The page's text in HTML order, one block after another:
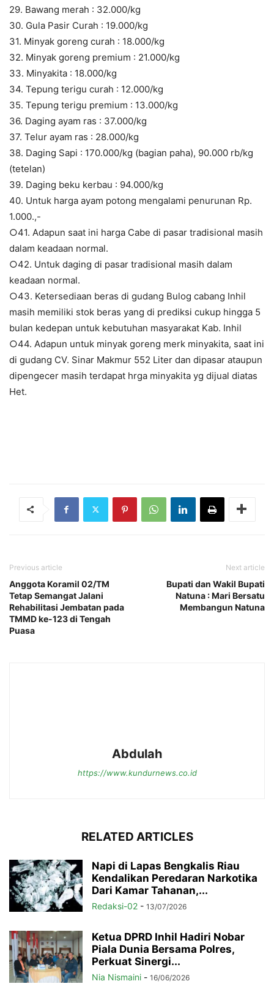
29. Bawang merah : 32.000/kg
30. Gula Pasir Curah : 19.000/kg
31. Minyak goreng curah : 18.000/kg
32. Minyak goreng premium : 21.000/kg
33. Minyakita : 18.000/kg
34. Tepung terigu curah : 12.000/kg
35. Tepung terigu premium : 13.000/kg
36. Daging ayam ras : 37.000/kg
37. Telur ayam ras : 28.000/kg
38. Daging Sapi : 170.000/kg (bagian paha), 90.000 rb/kg
(tetelan)
39. Daging beku kerbau : 94.000/kg
40. Untuk harga ayam potong mengalami penurunan Rp.
1.000.,-
○41. ⁠Adapun saat ini harga Cabe di pasar tradisional masih
dalam keadaan normal.
○42. Untuk daging di pasar tradisional masih dalam
keadaan normal.
○43. Ketersediaan beras di gudang Bulog cabang Inhil
masih memiliki stok beras yang di prediksi cukup hingga 5
bulan kedepan untuk kebutuhan masyarakat Kab. Inhil
○44. Adapun untuk minyak goreng merk minyakita, saat ini
di gudang CV. Sinar Makmur 552 Liter dan dipasar ataupun
dipengecer masih terdapat hrga minyakita yg dijual diatas
Het.
Previous article
Anggota Koramil 02/TM
Tetap Semangat Jalani
Rehabilitasi Jembatan pada
TMMD ke-123 di Tengah
Puasa
Next article
Bupati dan Wakil Bupati
Natuna : Mari Bersatu
Membangun Natuna
Abdulah
https://www.kundurnews.co.id
RELATED ARTICLES
Napi di Lapas Bengkalis Riau
Kendalikan Peredaran Narkotika
Dari Kamar Tahanan,...
Redaksi-02 - 13/07/2026
Ketua DPRD Inhil Hadiri Nobar
Piala Dunia Bersama Polres,
Perkuat Sinergi...
Nia Nismaini - 16/06/2026